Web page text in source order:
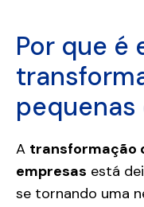
Por que é
pequenas
A transformação
empresas está
se tornando uma